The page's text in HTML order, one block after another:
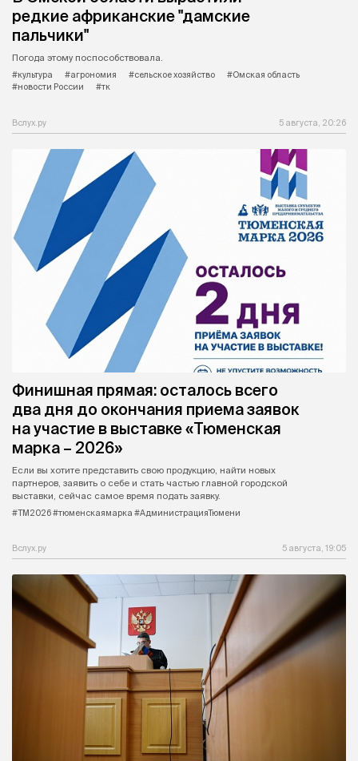
редкие африканские "дамские
пальчики"
Погода этому поспособствовала.
#культура
#агрономия #сельское хозяйство
#Омская область
#новости России
#тк
Вслух.ру 5 августа, 20:26
Финишная прямая: осталось всего
два дня до окончания приема заявок
на участие в выставке «Тюменская
марка – 2026»
Если вы хотите представить свою продукцию, найти новых
партнеров, заявить о себе и стать частью главной городской
выставки, сейчас самое время подать заявку.
#ТМ2026 #тюменскаямарка #АдминистрацияТюмени
Вслух.ру 5 августа, 19:05